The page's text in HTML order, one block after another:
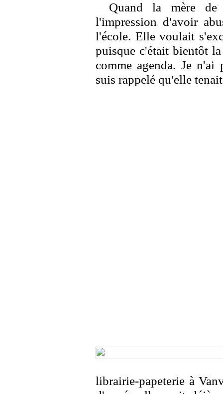
Quand la mère
l'impression d'avoir
l'école. Elle voulait
puisque c'était bientôt
comme agenda. Je
suis rappelé qu'elle
librairie-papeterie à